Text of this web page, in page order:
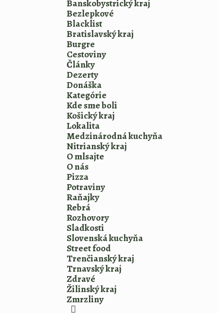
Banskobystrický kraj
Bezlepkové
Blacklist
Bratislavský kraj
Burgre
Cestoviny
Články
Dezerty
Donáška
Kategórie
Kde sme boli
Košický kraj
Lokalita
Medzinárodná kuchyňa
Nitrianský kraj
O mlsajte
O nás
Pizza
Potraviny
Raňajky
Rebrá
Rozhovory
Sladkosti
Slovenská kuchyňa
Street food
Trenčianský kraj
Trnavský kraj
Zdravé
Žilinský kraj
Zmrzliny